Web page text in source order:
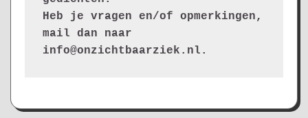
Heb je vragen en/of opmerkingen,
mail dan naar
info@onzichtbaarziek.nl.